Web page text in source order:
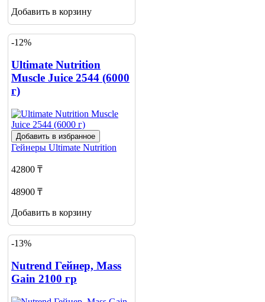
Добавить в корзину
-12%
Ultimate Nutrition
Muscle Juice 2544 (6000
г)
Добавить в избранное
Гейнеры Ultimate Nutrition
42800 ₸
48900 ₸
Добавить в корзину
-13%
Nutrend Гейнер, Mass
Gain 2100 гр